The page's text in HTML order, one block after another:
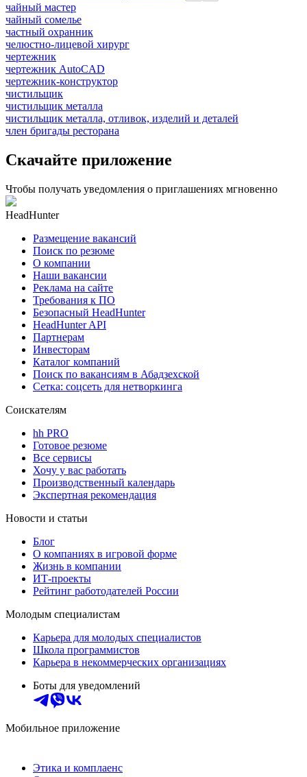
чайный мастер
чайный сомелье
частный охранник
челюстно-лицевой хирург
чертежник
чертежник AutoCAD
чертежник-конструктор
чистильщик
чистильщик металла
чистильщик металла, отливок, изделий и деталей
член бригады ресторана
Скачайте приложение
Чтобы получать уведомления о приглашениях мгновенно
HeadHunter
Размещение вакансий
Поиск по резюме
О компании
Наши вакансии
Реклама на сайте
Требования к ПО
Безопасный HeadHunter
HeadHunter API
Партнерам
Инвесторам
Каталог компаний
Поиск по вакансиям в Абадзехской
Сетка: соцсеть для нетворкинга
Соискателям
hh PRO
Готовое резюме
Все сервисы
Хочу у вас работать
Производственный календарь
Экспертная рекомендация
Новости и статьи
Блог
О компаниях в игровой форме
Жизнь в компании
ИТ-проекты
Рейтинг работодателей России
Молодым специалистам
Карьера для молодых специалистов
Школа программистов
Карьера в некоммерческих организациях
Боты для уведомлений
Мобильное приложение
Этика и комплаенс